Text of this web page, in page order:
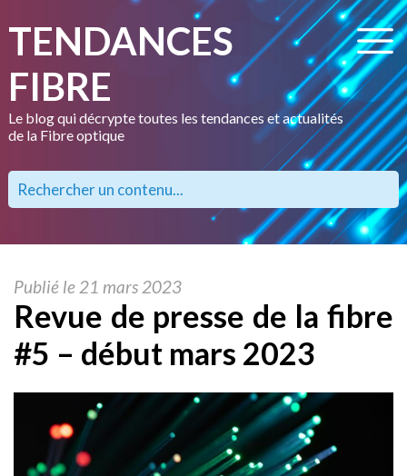
TENDANCES
FIBRE
Le blog qui décrypte toutes les tendances et actualités
de la Fibre optique
Publié le 21 mars 2023
Revue de presse de la fibre
#5 – début mars 2023